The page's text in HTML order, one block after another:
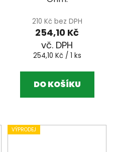
210 Kč bez DPH
254,10 Kč
Měrná
254,10 Kč / 1 ks
DO KOŠÍKU
VÝPRODEJ